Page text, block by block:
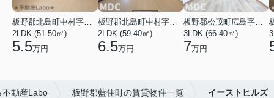
2LDK (51.50㎡)
5.5万円
2LDK (59.40㎡)
6.5万円
3LDK (66.40㎡)
7万円
不動産Labo 板野郡藍住町の賃貸物件一覧 イーストヒルズ